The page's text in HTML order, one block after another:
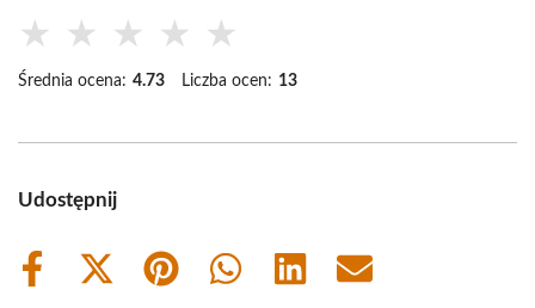
★ ★ ★ ★ ★
Średnia ocena: 4.73 Liczba ocen: 13
Udostępnij
Share
Share
Share
Share
Share
Share